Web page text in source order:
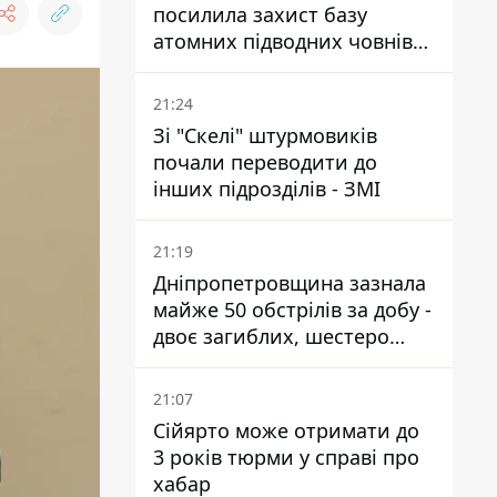
посилила захист базу
атомних підводних човнів
за 7400 км від України
21:24
Зі "Скелі" штурмовиків
почали переводити до
інших підрозділів - ЗМІ
21:19
Дніпропетровщина зазнала
майже 50 обстрілів за добу -
двоє загиблих, шестеро
постраждалих
21:07
Сійярто може отримати до
3 років тюрми у справі про
хабар